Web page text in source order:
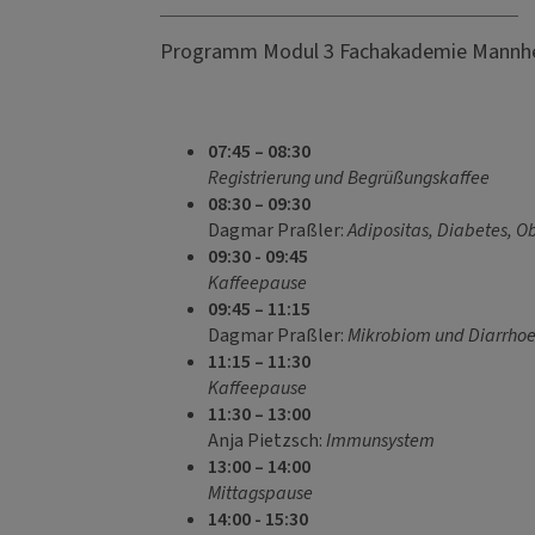
Programm Modul 3 Fachakademie
07:45 – 08:30
Registrierung und Begrüßungskaffee
08:30 – 09:30
Dagmar Praßler:Adipositas, Diabetes,
09:30 - 09:45
Kaffeepause
09:45 – 11:15
Dagmar Praßler:Mikrobiom und Diarrhoe
11:15 – 11:30
Kaffeepause
11:30 – 13:00
Anja Pietzsch:Immunsystem
13:00 – 14:00
Mittagspause
14:00 - 15:30